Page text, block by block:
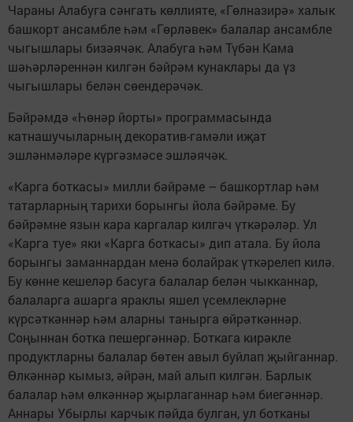
Чараны Алабуга сәнгать көллияте, «Гөлназирә» халык
башкорт ансамбле һәм «Гөрләвек» балалар ансамбле
чыгышлары бизәячәк. Алабуга һәм Түбән Кама
шәһәрләреннән килгән бәйрәм кунаклары да үз
чыгышлары белән сөендерәчәк.
Бәйрәмдә «Һөнәр йорты» программасында
катнашучыларның декоратив-гамәли иҗат
эшләнмәләре күргәзмәсе эшләячәк.
«Карга боткасы» милли бәйрәме – башкортлар һәм
татарларның тарихи борынгы йола бәйрәме. Бу
бәйрәмне язын кара каргалар килгәч үткәрәләр. Ул
«Карга туе» яки «Карга боткасы» дип атала. Бу йола
борынгы заманнардан менә болайрак үткәрелеп килә.
Бу көнне кешеләр басуга балалар белән чыкканнар,
балаларга ашарга яраклы яшел үсемлекләрне
күрсәткәннәр һәм аларны танырга өйрәткәннәр.
Соңыннан ботка пешергәннәр. Боткага кирәкле
продуктларны балалар бөтен авыл буйлап җыйганнар.
Өлкәннәр кымыз, әйрән, май алып килгән. Барлык
балалар һәм өлкәннәр җырлаганнар һәм биегәннәр.
Аннары Убырлы карчык пәйда булган, ул ботканы